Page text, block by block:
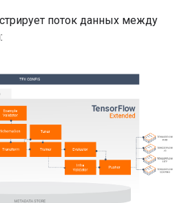
поток данных между